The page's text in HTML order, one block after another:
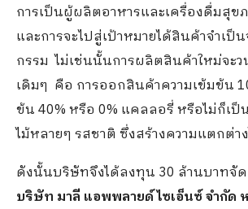
การเป็นผู้ผลิตอาหารและเครื่องดื่มสุข
และการจะไปสู่เป้าหมายได้สินค้าจำเป็
กรรม ไม่เช่นนั้นการผลิตสินค้าใหม่จะ
เดิมๆ คือ การออกสินค้าความเข้มข้น
ข้น 40% หรือ 0% แคลลอรี่ หรือไม่ก็เ
ไม้หลายๆ รสชาติ ซึ่งสร้างความแตกต่า
ดังนั้นบริษัทจึงได้ลงทุน 30 ล้านบาทจั
บริษัท มาลี แอพพลายด์ ไซเอ็นซ์ จำกัด